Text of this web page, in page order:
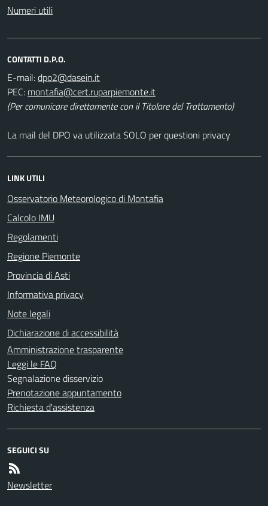
Numeri utili
CONTATTI D.P.O.
E-mail:
PEC:
(Per comunicare direttamente con il Titolare del Trattamento)
La mail del DPO va utilizzata SOLO per questioni privacy
LINK UTILI
Osservatorio Meteorologico di Montafia
Calcolo IMU
Regolamenti
Regione Piemonte
Provincia di Asti
Informativa privacy
Note legali
Dichiarazione di accessibilità
Amministrazione trasparente
Leggi le FAQ
Segnalazione disservizio
Prenotazione appuntamento
Richiesta d'assistenza
SEGUICI SU
Newsletter